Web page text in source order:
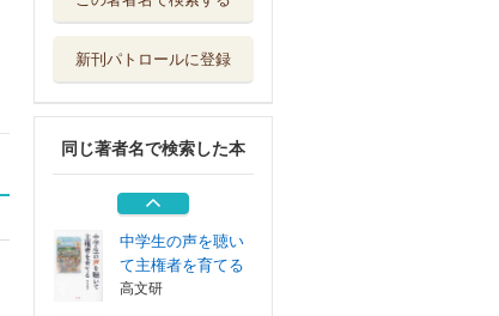
新刊パトロールに登録
同じ著者名で検索した本
学
基礎からの半導体
日新出版
入門ミクロ経済学
中央経済社
中学生の声を聴い
て主権者を育てる
高文研